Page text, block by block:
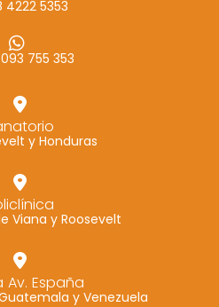
4222 5353
755 353
y Honduras
Viana y Roosevelt
Av. España
y Venezuela